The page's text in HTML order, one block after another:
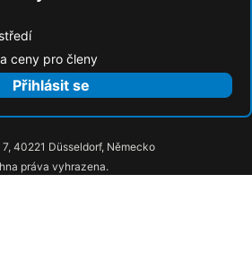
ibis Styles Nice Vieux Port
Nice
D'Ostende
Best Western Plus Nice Cosy Hotel
Trocadero
ceny pro členy
Přihlásit se
7, 40221 Düsseldorf, Německo
práva vyhrazena.